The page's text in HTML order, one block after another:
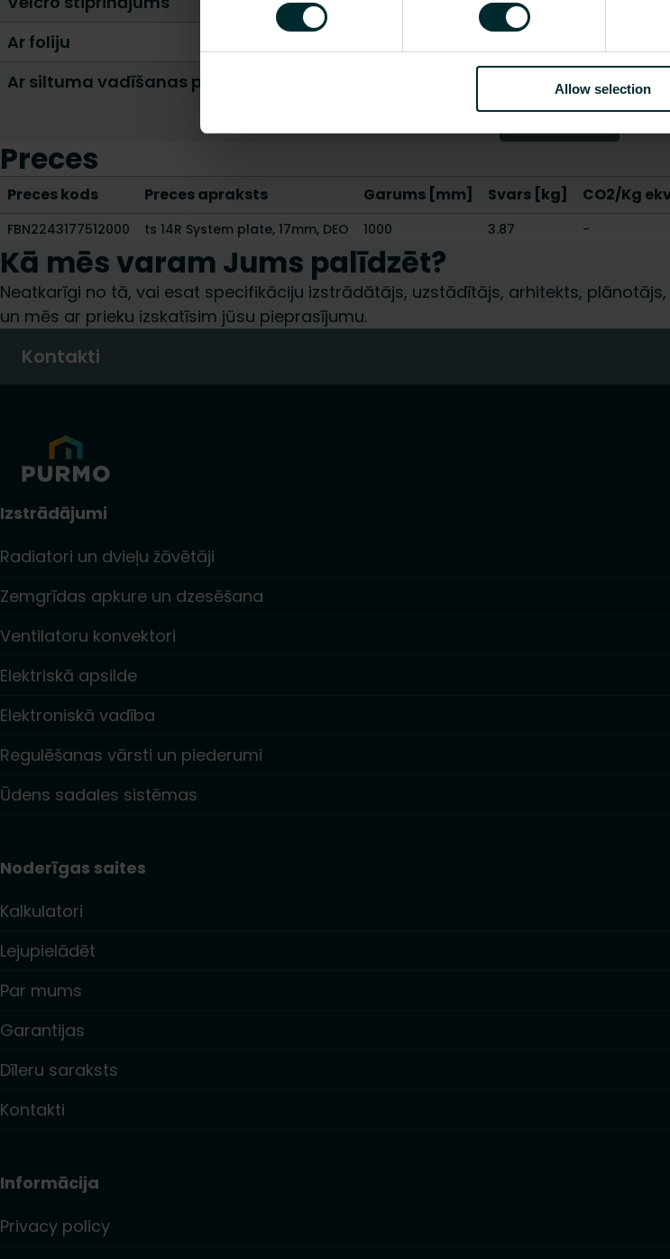
Allow selection
Ar foliju
Ar siltuma vadīšanas plati
Jā
Preces
Preces kods Preces apraksts Garums [mm] Svars [kg] CO2/Kg
FBN2243177512000 ts 14R System plate, 17mm, DEO 1000 3.87 -
Kā mēs varam Jums palīdzēt?
Neatkarīgi no tā, vai esat specifikāciju izstrādātājs, uzstādītājs, arhitekts,
un mēs ar prieku izskatīsim jūsu pieprasījumu.
Kontakti
Izstrādājumi
Radiatori un dvieļu žāvētāji
Zemgrīdas apkure un dzesēšana
Ventilatoru konvektori
Elektriskā apsilde
Elektroniskā vadība
Regulēšanas vārsti un piederumi
Ūdens sadales sistēmas
Noderīgas saites
Kalkulatori
Lejupielādēt
Par mums
Garantijas
Dīleru saraksts
Kontakti
Informācija
Privacy policy